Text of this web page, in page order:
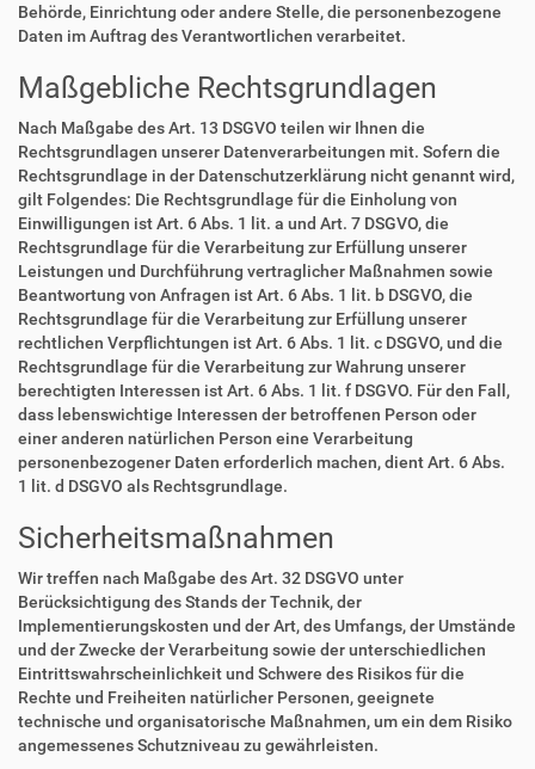
Behörde, Einrichtung oder andere Stelle, die personenbezogene
Daten im Auftrag des Verantwortlichen verarbeitet.
Maßgebliche Rechtsgrundlagen
Nach Maßgabe des Art. 13 DSGVO teilen wir Ihnen die
Rechtsgrundlagen unserer Datenverarbeitungen mit. Sofern die
Rechtsgrundlage in der Datenschutzerklärung nicht genannt wird,
gilt Folgendes: Die Rechtsgrundlage für die Einholung von
Einwilligungen ist Art. 6 Abs. 1 lit. a und Art. 7 DSGVO, die
Rechtsgrundlage für die Verarbeitung zur Erfüllung unserer
Leistungen und Durchführung vertraglicher Maßnahmen sowie
Beantwortung von Anfragen ist Art. 6 Abs. 1 lit. b DSGVO, die
Rechtsgrundlage für die Verarbeitung zur Erfüllung unserer
rechtlichen Verpflichtungen ist Art. 6 Abs. 1 lit. c DSGVO, und die
Rechtsgrundlage für die Verarbeitung zur Wahrung unserer
berechtigten Interessen ist Art. 6 Abs. 1 lit. f DSGVO. Für den Fall,
dass lebenswichtige Interessen der betroffenen Person oder
einer anderen natürlichen Person eine Verarbeitung
personenbezogener Daten erforderlich machen, dient Art. 6 Abs.
1 lit. d DSGVO als Rechtsgrundlage.
Sicherheitsmaßnahmen
Wir treffen nach Maßgabe des Art. 32 DSGVO unter
Berücksichtigung des Stands der Technik, der
Implementierungskosten und der Art, des Umfangs, der Umstände
und der Zwecke der Verarbeitung sowie der unterschiedlichen
Eintrittswahrscheinlichkeit und Schwere des Risikos für die
Rechte und Freiheiten natürlicher Personen, geeignete
technische und organisatorische Maßnahmen, um ein dem Risiko
angemessenes Schutzniveau zu gewährleisten.